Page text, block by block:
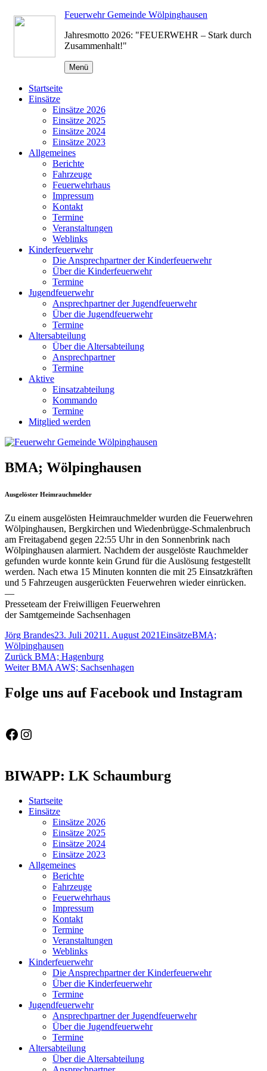
Zum
Inhalt
Feuerwehr Gemeinde Wölpinghausen
Jahresmotto 2026: "FEUERWEHR – Stark durch
Zusammenhalt!"
Menü
Startseite
Einsätze
Einsätze 2026
Einsätze 2025
Einsätze 2024
Einsätze 2023
Allgemeines
Berichte
Fahrzeuge
Feuerwehrhaus
Impressum
Kontakt
Termine
Veranstaltungen
Weblinks
Kinderfeuerwehr
Die Ansprechpartner der Kinderfeuerwehr
Über die Kinderfeuerwehr
Termine
Jugendfeuerwehr
Ansprechpartner der Jugendfeuerwehr
Über die Jugendfeuerwehr
Termine
Altersabteilung
Über die Altersabteilung
Ansprechpartner
Termine
Aktive
Einsatzabteilung
Kommando
Termine
Mitglied werden
BMA; Wölpinghausen
Ausgelöster Heimrauchmelder
Zu einem ausgelösten Heimrauchmelder wurden die Feuerwehren
Wölpinghausen, Bergkirchen und Wiedenbrügge-Schmalenbruch
am Freitagabend gegen 22:55 Uhr in den Sonnenbrink nach
Wölpinghausen alarmiert. Nachdem der ausgelöste Rauchmelder
gefunden wurde konnte kein Grund für die Auslösung festgestellt
werden. Nach etwa 15 Minuten konnten die mit 25 Einsatzkräften
und 5 Fahrzeugen ausgerückten Feuerwehren wieder einrücken.
—
Presseteam der Freiwilligen Feuerwehren
der Samtgemeinde Sachsenhagen
Autor
Jörg BrandesVeröffentlicht
am
23. Juli 20211. August 2021Kategorien
EinsätzeSchlagwörter
BMA;
Wölpinghausen
Beitragsnavigation
Zurück Vorheriger
Beitrag:
BMA; Hagenburg
Weiter Nächster
BMA AWS; Sachsenhagen
Folge uns auf Facebook und Instagram
Feuerwehr Gemeinde Wölpinghausen
fw_gemeinde_woelpinghausen
BIWAPP: LK Schaumburg
Startseite
Einsätze
Einsätze 2026
Einsätze 2025
Einsätze 2024
Einsätze 2023
Allgemeines
Berichte
Fahrzeuge
Feuerwehrhaus
Impressum
Kontakt
Termine
Veranstaltungen
Weblinks
Kinderfeuerwehr
Die Ansprechpartner der Kinderfeuerwehr
Über die Kinderfeuerwehr
Termine
Jugendfeuerwehr
Ansprechpartner der Jugendfeuerwehr
Über die Jugendfeuerwehr
Termine
Altersabteilung
Über die Altersabteilung